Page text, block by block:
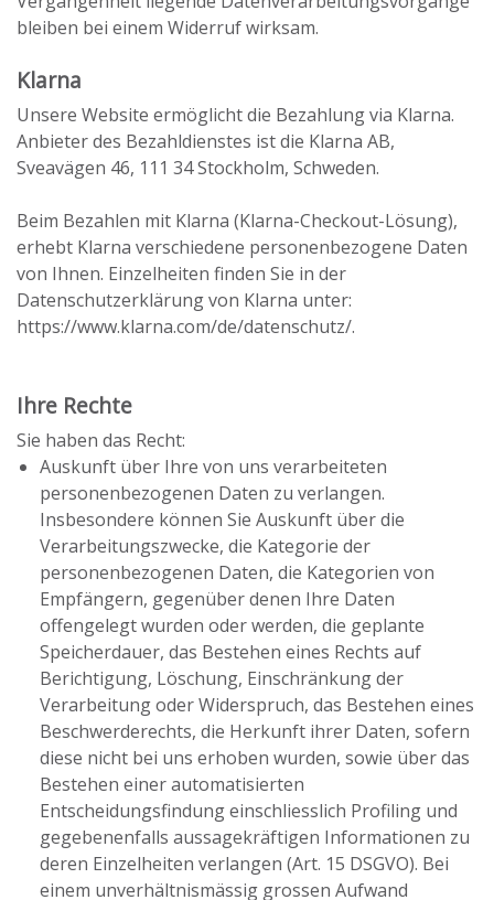
bleiben bei einem Widerruf wirksam.
Klarna
Unsere Website ermöglicht die Bezahlung via Klarna.
Anbieter des Bezahldienstes ist die Klarna AB,
Sveavägen 46, 111 34 Stockholm, Schweden.
Beim Bezahlen mit Klarna (Klarna-Checkout-Lösung),
erhebt Klarna verschiedene personenbezogene Daten
von Ihnen. Einzelheiten finden Sie in der
Datenschutzerklärung von Klarna unter:
https://www.klarna.com/de/datenschutz/.
Ihre Rechte
Sie haben das Recht:
Auskunft über Ihre von uns verarbeiteten
personenbezogenen Daten zu verlangen.
Insbesondere können Sie Auskunft über die
Verarbeitungszwecke, die Kategorie der
personenbezogenen Daten, die Kategorien von
Empfängern, gegenüber denen Ihre Daten
offengelegt wurden oder werden, die geplante
Speicherdauer, das Bestehen eines Rechts auf
Berichtigung, Löschung, Einschränkung der
Verarbeitung oder Widerspruch, das Bestehen eines
Beschwerderechts, die Herkunft ihrer Daten, sofern
diese nicht bei uns erhoben wurden, sowie über das
Bestehen einer automatisierten
Entscheidungsfindung einschliesslich Profiling und
gegebenenfalls aussagekräftigen Informationen zu
deren Einzelheiten verlangen (Art. 15 DSGVO). Bei
einem unverhältnismässig grossen Aufwand